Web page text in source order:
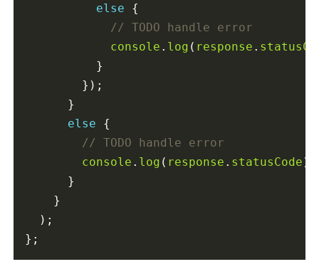
else {
console . log ( response .
          }
        });
      }
else {
console . log ( response . statusCode );
      }
    }
  );